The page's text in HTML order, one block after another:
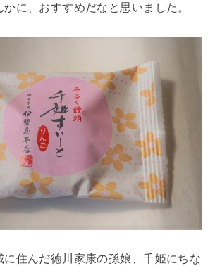
に、おすすめだなと思いました。
に住んだ徳川家康の孫娘、千姫にちな